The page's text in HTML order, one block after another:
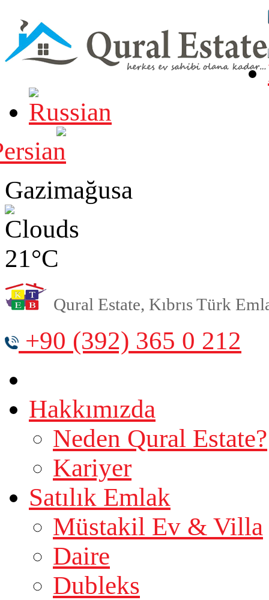
Gazimağusa
21°C
Qural Estate, Kıbrıs Türk
+90 (392) 365 0 212
Hakkımızda
Neden Qural Estate?
Kariyer
Satılık Emlak
Müstakil Ev & Villa
Daire
Dubleks